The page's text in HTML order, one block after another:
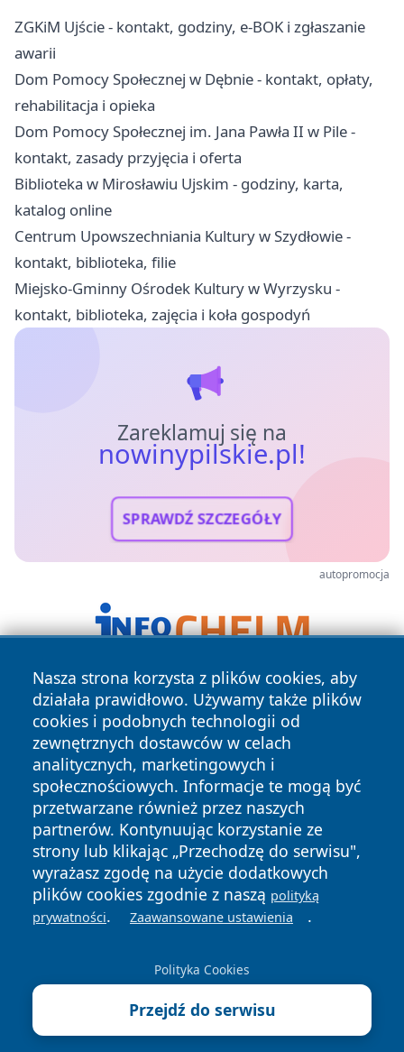
ZGKiM Ujście - kontakt, godziny, e-BOK i zgłaszanie
awarii
Dom Pomocy Społecznej w Dębnie - kontakt, opłaty,
rehabilitacja i opieka
Dom Pomocy Społecznej im. Jana Pawła II w Pile -
kontakt, zasady przyjęcia i oferta
Biblioteka w Mirosławiu Ujskim - godziny, karta,
katalog online
Centrum Upowszechniania Kultury w Szydłowie -
kontakt, biblioteka, filie
Miejsko-Gminny Ośrodek Kultury w Wyrzysku -
kontakt, biblioteka, zajęcia i koła gospodyń
Zareklamuj się na
nowinypilskie.pl!
SPRAWDŹ SZCZEGÓŁY
autopromocja
Nasza strona korzysta z plików cookies, aby
działała prawidłowo. Używamy także plików
cookies i podobnych technologii od
zewnętrznych dostawców w celach
analitycznych, marketingowych i
społecznościowych. Informacje te mogą być
przetwarzane również przez naszych
partnerów. Kontynuując korzystanie ze
strony lub klikając „Przechodzę do serwisu",
wyrażasz zgodę na użycie dodatkowych
plików cookies zgodnie z naszą polityką
prywatności. Zaawansowane ustawienia .
Polityka Cookies
Przejdź do serwisu
Copyright © 2026 nowinypilskie.pl Wszystkie prawa
zastrzeżone.
News Autorzy
Polityka
Prywatności
Polityka
Cookies